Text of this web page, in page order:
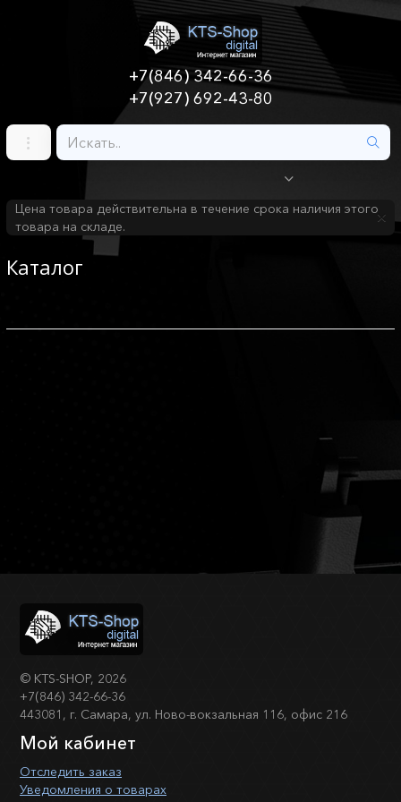
+7(846) 342-66-36
+7(927) 692-43-80
Цена товара действительна в течение срока наличия этого
товара на складе.
Каталог
© KTS-SHOP, 2026
+7(846) 342-66-36
443081, г. Самара, ул. Ново-вокзальная 116, офис 216
Мой кабинет
Отследить заказ
Уведомления о товарах